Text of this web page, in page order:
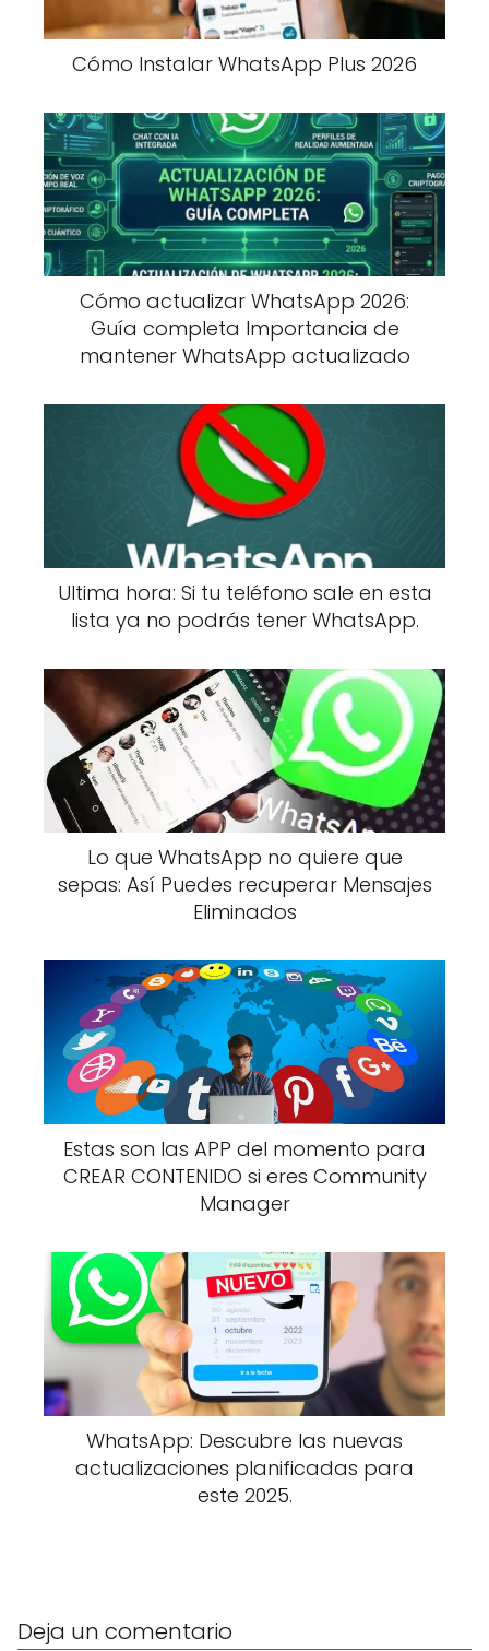
Cómo Instalar WhatsApp Plus 2026
Cómo actualizar WhatsApp 2026:
Guía completa Importancia de
mantener WhatsApp actualizado
Ultima hora: Si tu teléfono sale en esta
lista ya no podrás tener WhatsApp.
Lo que WhatsApp no quiere que
sepas: Así Puedes recuperar Mensajes
Eliminados
Estas son las APP del momento para
CREAR CONTENIDO si eres Community
Manager
WhatsApp: Descubre las nuevas
actualizaciones planificadas para
este 2025.
Deja un comentario